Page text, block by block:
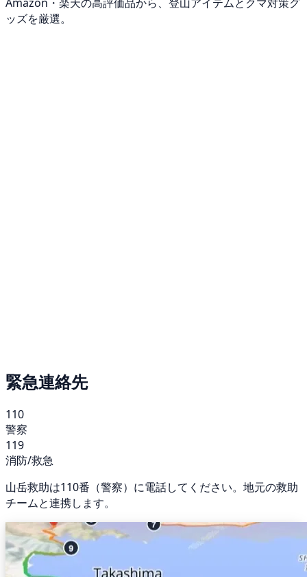
ッズを厳選。
緊急連絡先
110
警察
119
消防/救急
山岳救助は110番（警察）に電話してください。地元の救助
チームと連携します。